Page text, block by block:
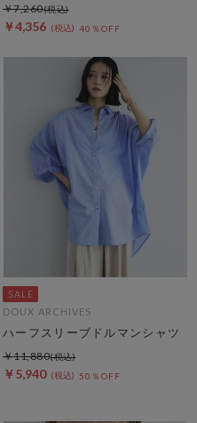
￥4,356 40％OFF
￥7,260
DOUX ARCHIVES
ハーフスリーブドルマンシャツ
￥5,940 50％OFF
￥11,880